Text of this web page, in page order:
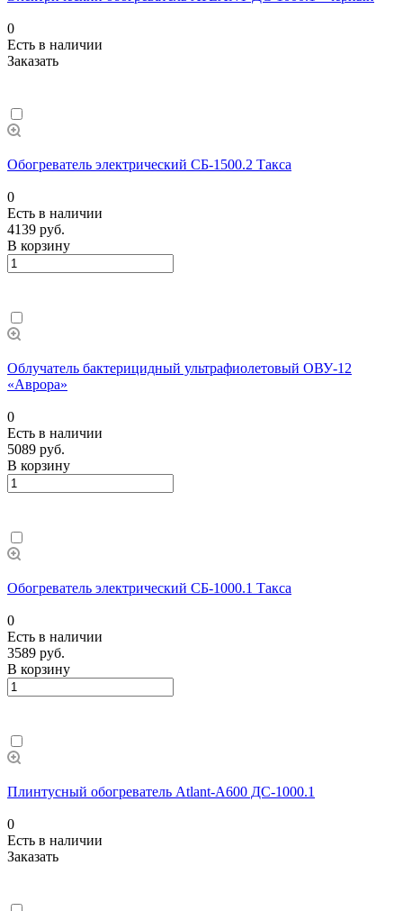
0
Есть в наличии
Заказать
Обогреватель электрический СБ-1500.2 Такса
0
Есть в наличии
4139 руб.
В корзину
Облучатель бактерицидный ультрафиолетовый ОВУ-12
«Аврора»
0
Есть в наличии
5089 руб.
В корзину
Обогреватель электрический СБ-1000.1 Такса
0
Есть в наличии
3589 руб.
В корзину
Плинтусный обогреватель Atlant-A600 ДС-1000.1
0
Есть в наличии
Заказать